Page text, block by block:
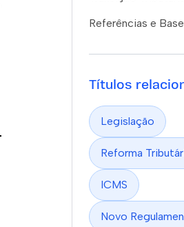
Referências e
Títulos
Legislação
Reforma
ICMS
Novo